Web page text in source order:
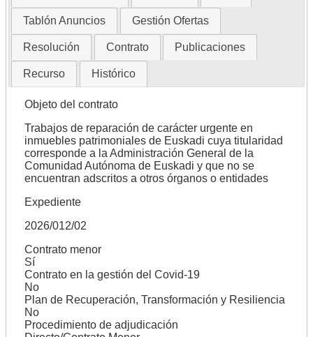
Tablón Anuncios Gestión Ofertas
Resolución Contrato Publicaciones
Recurso Histórico
Objeto del contrato
Trabajos de reparación de carácter urgente en
inmuebles patrimoniales de Euskadi cuya titularidad
corresponde a la Administración General de la
Comunidad Autónoma de Euskadi y que no se
encuentran adscritos a otros órganos o entidades
Expediente
2026/012/02
Contrato menor
Sí
Contrato en la gestión del Covid-19
No
Plan de Recuperación, Transformación y Resiliencia
No
Procedimiento de adjudicación